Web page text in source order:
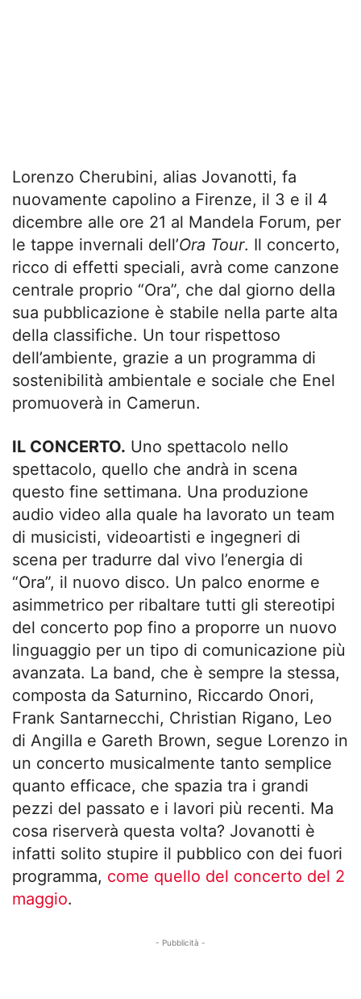
Lorenzo Cherubini, alias Jovanotti, fa
nuovamente capolino a Firenze, il 3 e il 4
dicembre alle ore 21 al Mandela Forum, per
le tappe invernali dell’Ora Tour. Il concerto,
ricco di effetti speciali, avrà come canzone
centrale proprio “Ora”, che dal giorno della
sua pubblicazione è stabile nella parte alta
della classifiche. Un tour rispettoso
dell’ambiente, grazie a un programma di
sostenibilità ambientale e sociale che Enel
promuoverà in Camerun.
IL CONCERTO. Uno spettacolo nello
spettacolo, quello che andrà in scena
questo fine settimana. Una produzione
audio video alla quale ha lavorato un team
di musicisti, videoartisti e ingegneri di
scena per tradurre dal vivo l’energia di
“Ora”, il nuovo disco. Un palco enorme e
asimmetrico per ribaltare tutti gli stereotipi
del concerto pop fino a proporre un nuovo
linguaggio per un tipo di comunicazione più
avanzata. La band, che è sempre la stessa,
composta da Saturnino, Riccardo Onori,
Frank Santarnecchi, Christian Rigano, Leo
di Angilla e Gareth Brown, segue Lorenzo in
un concerto musicalmente tanto semplice
quanto efficace, che spazia tra i grandi
pezzi del passato e i lavori più recenti. Ma
cosa riserverà questa volta? Jovanotti è
infatti solito stupire il pubblico con dei fuori
programma, come quello del concerto del 2
maggio.
- Pubblicità -